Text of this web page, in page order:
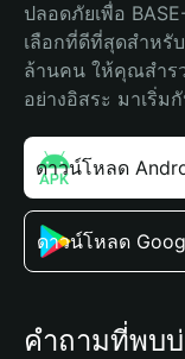
ปลอดภัยเพื่อ
เลือกที่ดีที่สุดสำหรั
ล้านคน ให้คุณสำร
อย่างอิสระ มาเริ่มกั
ดาวน์โหลด
ดาวน์โหลด
คำถามที่พบ